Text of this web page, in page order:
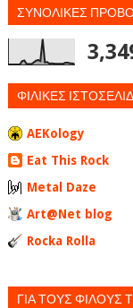
ΣΥΝΟΛΙΚΕΣ
ΦΙΛΙΚΕΣ
AEKology
Eat This Rock
Metal Daze
Art@Net blog
Rocka Rolla
ΓΙΑ ΤΟΥΣ ΦΙΛΟΥΣ